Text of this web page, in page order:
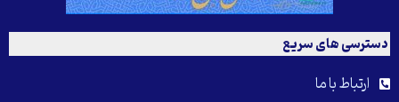
دسترسی های سریع
ارتباط با ما